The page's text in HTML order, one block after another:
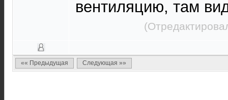
вентиляцию, там
«« Предыдущая Следующая »»